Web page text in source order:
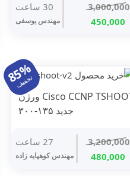
3,000,000
قیمت
450,000
30 ساعت
مهندس یوسفی
85%
تخفیف
Cisco CCNP TSHOOT V2 ورژن
جدید ۱۳۵-۳۰۰
3,200,000
قیمت
480,000
قیمت
27 ساعت
مهندس کوهپایه زاده